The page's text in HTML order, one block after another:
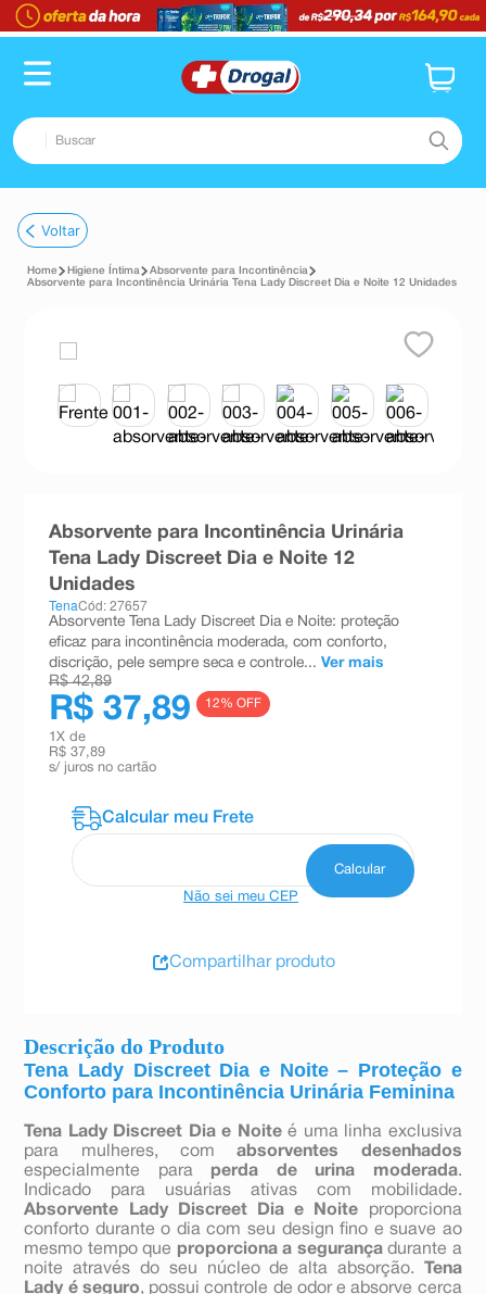
Buscar
1º fralda
2º pampers confort sec max
lenço umedecido
tadalafila
desodorante
esmalte
ºabsorvente
Voltar
Higiene Íntima
Absorvente para Incontinência
Absorvente para Incontinência Urinária Tena Lady Discreet Dia e Noite 12 Unidades
Descrição do Produto
Tena Lady Discreet Dia e Noite – Proteção e
Conforto para Incontinência Urinária Feminina
Tena Lady Discreet Dia e Noiteé uma linha exclusiva
para mulheres, com absorventes desenhados
especialmente para perda de urina moderada.
Indicado para usuárias ativas com mobilidade.
Absorvente Lady Discreet Dia e Noite proporciona
conforto durante o dia com seu design fino e suave ao
mesmo tempo que proporciona a segurançadurante a
noite através do seu núcleo de alta absorção.
Tena
Lady é seguro, possui controle de odor e absorve cerca
Absorvente para Incontinência Urinária
Tena Lady Discreet Dia e Noite 12
Unidades
TenaCód: 27657
Absorvente Tena Lady Discreet Dia e Noite: proteção
eficaz para incontinência moderada, com conforto,
discrição, pele sempre seca e controle... Ver mais
R$ 42,89
R$ 37,89 12% OFF
1 X de
R$ 37,89
s/ juros no cartão
Não sei meu CEP
Compartilhar produto